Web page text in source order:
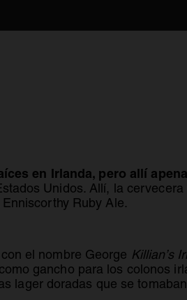
en Irlanda, pero allí
Unidos. Allí, la
Ruby Ale.
el nombre George Killian’s
gancho para los colonos
lager doradas que se